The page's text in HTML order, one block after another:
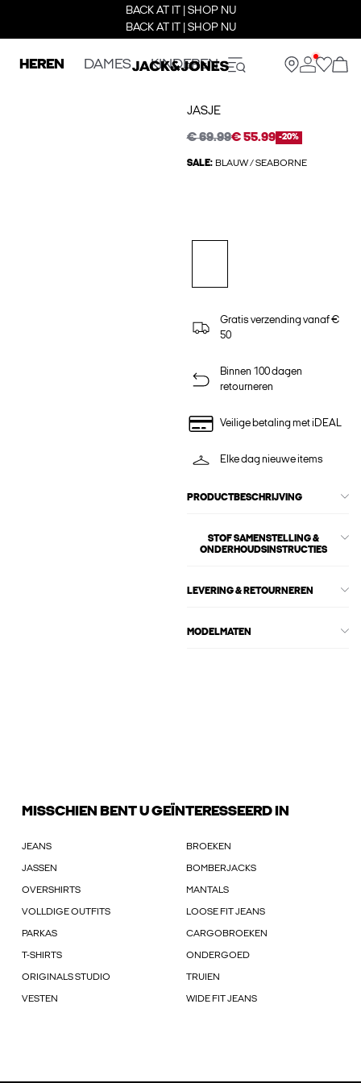
BACK AT IT | SHOP NU
BACK AT IT | SHOP NU
HEREN DAMES KINDEREN
JASJE
€ 69.99€ 55.99 -20%
SALE: BLAUW / SEABORNE
Gratis verzending vanaf €
50
Binnen 100 dagen
retourneren
Veilige betaling met iDEAL
Elke dag nieuwe items
PRODUCTBESCHRIJVING
STOF SAMENSTELLING &
ONDERHOUDSINSTRUCTIES
LEVERING & RETOURNEREN
MODELMATEN
MISSCHIEN BENT U GEÏNTERESSEERD IN
JEANS BROEKEN
JASSEN BOMBERJACKS
OVERSHIRTS MANTALS
VOLLDIGE OUTFITS LOOSE FIT JEANS
PARKAS CARGOBROEKEN
T-SHIRTS ONDERGOED
ORIGINALS STUDIO TRUIEN
VESTEN WIDE FIT JEANS